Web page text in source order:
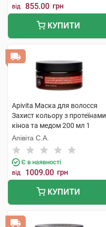
від 855.00 грн
КУПИТИ
Apivita Маска для волосся
Захист кольору з протеїнами
кіноа та медом 200 мл 1
банка
Апівіта С.А.
Є в наявності
від 1009.00 грн
КУПИТИ